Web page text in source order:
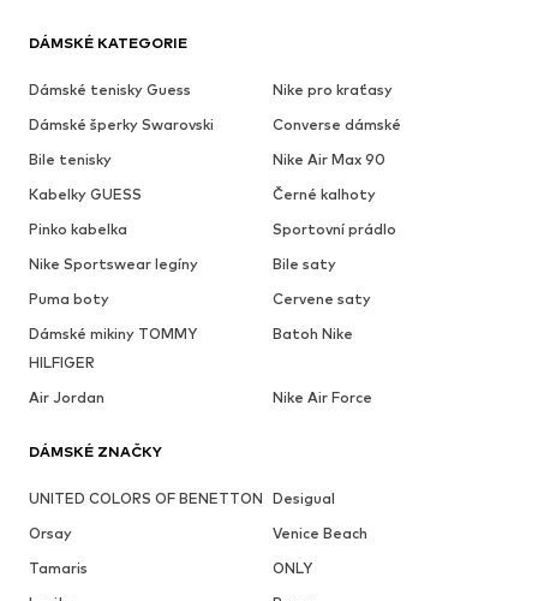
DÁMSKÉ KATEGORIE
Dámské tenisky Guess
Nike pro kraťasy
Dámské šperky Swarovski
Converse dámské
Bile tenisky
Nike Air Max 90
Kabelky GUESS
Černé kalhoty
Pinko kabelka
Sportovní prádlo
Nike Sportswear legíny
Bile saty
Puma boty
Cervene saty
Dámské mikiny TOMMY
HILFIGER
Batoh Nike
Air Jordan Nike Air Force
DÁMSKÉ ZNAČKY
UNITED COLORS OF BENETTON Desigual
Orsay
Venice Beach
Tamaris
ONLY